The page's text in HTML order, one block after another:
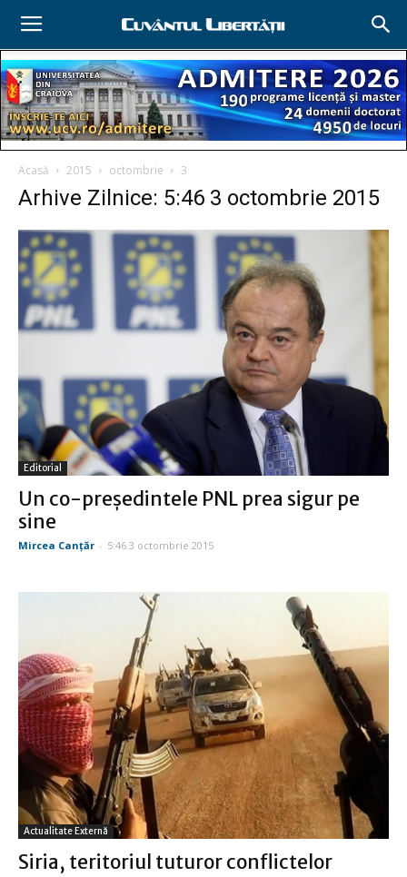
Acasă 2015 octombrie 3
Arhive Zilnice: 5:46 3 octombrie 2015
Editorial
Un co-preşedintele PNL prea sigur pe
sine
Mircea Canţăr - 5:46 3 octombrie 2015
Actualitate Externă
Siria, teritoriul tuturor conflictelor